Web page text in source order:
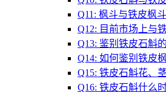
Q11: 枫斗与铁皮枫
Q12: 目前市场上与
Q13: 鉴别铁皮石斛
Q14: 如何鉴别铁皮
Q15: 铁皮石斛花、
Q16: 铁皮石斛什么